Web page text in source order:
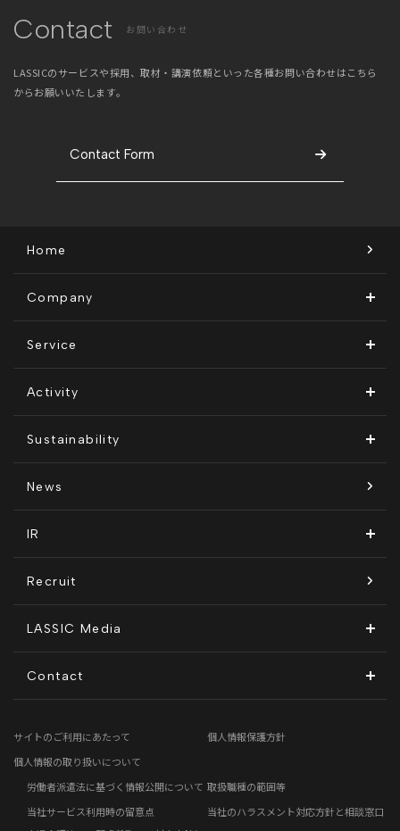
Contact お問い合わせ
LASSICのサービスや採用、取材・講演依頼といった各種お問い合わせはこちら
からお願いいたします。
Contact Form
Home
Company
ビジョン・ミッション
会社概要
沿革
Service
Remogu（リモグ）・リラシク
Remoguフリーランス
Activity
メディア運営
テレリモ総研
Sustainability
SDGsに対する取り組み
コンプライアンス推進体制
News
IR
開示情報
コーポレート・ガバナンス
Recruit
LASSIC Media
地方創生コラム
お客さまの声
社員の声
Contact
サイトのご利用にあたって
個人情報保護方針
個人情報の取り扱いについて
労働者派遣法に基づく情報公開について 取扱職種の範囲等
当社サービス利用時の留意点
当社のハラスメント対応方針と相談窓口